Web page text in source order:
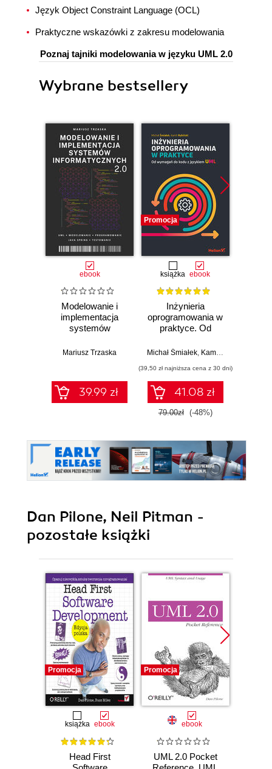
Język Object Constraint Language (OCL)
Praktyczne wskazówki z zakresu modelowania
Poznaj tajniki modelowania w języku UML 2.0
Wybrane bestsellery
ebook
Modelowanie i
implementacja
systemów
2.0
Mariusz Trzaska
39.99 zł
Promocja
książka ebook
Inżynieria
oprogramowania w
praktyce. Od
z językiem UML
Michał Śmiałek, Kamil Rybiński
(39,50 zł najniższa cena z 30 dni)
41.08 zł
79.00zł (-48%)
Dan Pilone, Neil Pitman -
pozostałe książki
Promocja
książka ebook
Head First
Promocja
ebook
UML 2.0 Pocket